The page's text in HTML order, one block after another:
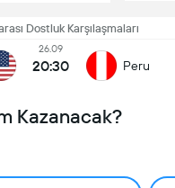
Dostluk Karşılaşmaları
26.09
20:30 Peru
Kazanacak?